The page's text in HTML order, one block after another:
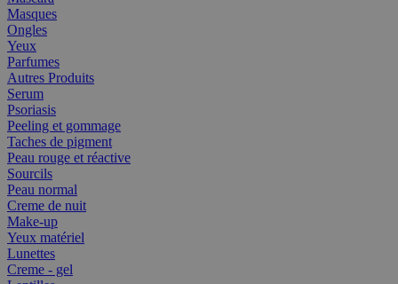
Masques
Ongles
Yeux
Parfumes
Autres Produits
Serum
Psoriasis
Peeling et gommage
Taches de pigment
Peau rouge et réactive
Sourcils
Peau normal
Creme de nuit
Make-up
Yeux matériel
Lunettes
Creme - gel